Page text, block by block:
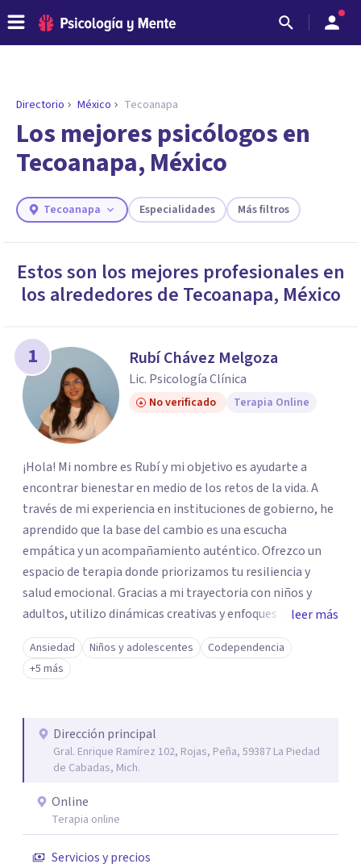
ENCONTRAR MI TERAPEUTA
¿Necesitas ayuda para encontrar el
psicólogo adecuado?
Responde a unas breves preguntas y te ofreceremos
necesidades.
Directorio México Tecoanapa
Los mejores psicólogos en
Tecoanapa, México
Tecoanapa Especialidades Más filtros
Estos son los mejores profesionales en
los alrededores de Tecoanapa, México
1 Rubí Chávez Melgoza
Lic. Psicología Clínica
No verificado Terapia Online
¡Hola! Mi nombre es Rubí y mi objetivo es ayudarte a
encontrar bienestar en medio de los retos de la vida. A
través de mi experiencia en instituciones de gobierno, he
aprendido que la base del cambio es una escucha
empática y un acompañamiento auténtico. ​Ofrezco un
espacio de terapia donde priorizamos tu resiliencia y
salud emocional. Gracias a mi trayectoria con niños y
adultos, utilizo dinámicas creativas y enfoques adaptados
a tus necesidades específicas. Estoy aquí para escucharte
y brindarte las herramientas necesarias para fortalecer
tu paz mental.
leer más
Ansiedad Niños y adolescentes
Codependencia
+5 más
Dirección principal
Gral. Enrique Ramírez 102, Rojas, Peña, 59387 La Piedad
de Cabadas, Mich.
Online
Terapia online
Servicios y precios